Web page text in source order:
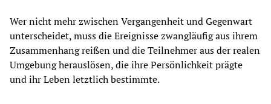
Wer nicht mehr zwischen Vergangenheit und Gegenwart
unterscheidet, muss die Ereignisse zwangläufig aus ihrem
Zusammenhang reißen und die Teilnehmer aus der realen
Umgebung herauslösen, die ihre Persönlichkeit prägte
und ihr Leben letztlich bestimmte.